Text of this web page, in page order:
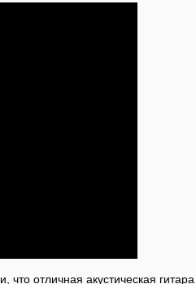
отличная акустическая гитара